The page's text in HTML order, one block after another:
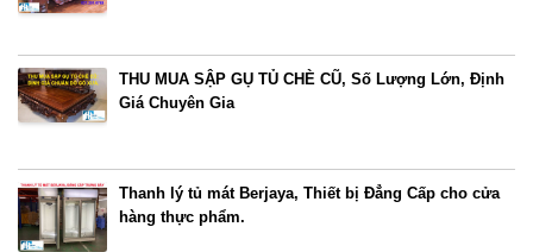
THU MUA SẬP GỤ TỦ CHÈ CŨ, Số Lượng Lớn, Định
Giá Chuyên Gia
Thanh lý tủ mát Berjaya, Thiết bị Đẳng Cấp cho cửa
hàng thực phẩm.